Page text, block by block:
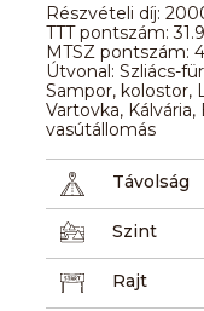
Részvételi díj:
TTT pontszám:
MTSZ pontszám:
Útvonal: Szliács-
Sampor, kolostor,
Vartovka,
vasútállomás
Távolság
Szint
Rajt